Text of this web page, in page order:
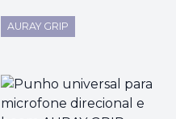
AURAY GRIP